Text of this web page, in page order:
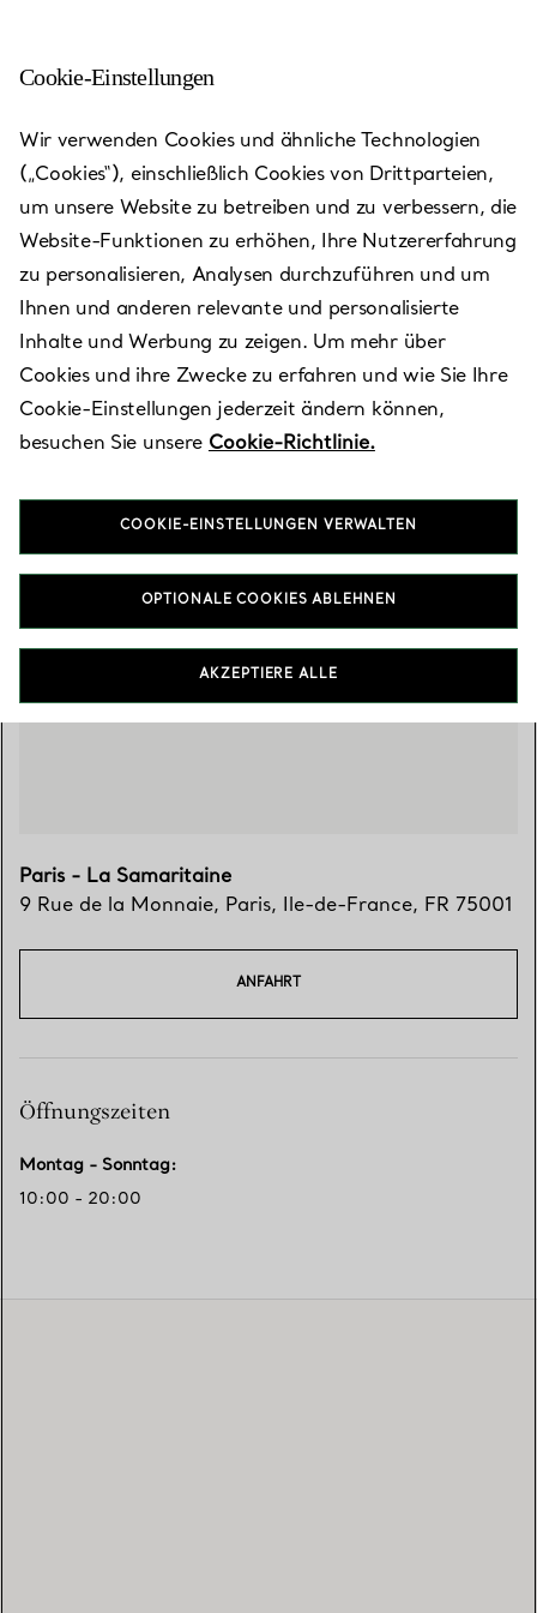
Paris - La Samaritaine
Heute bis 20:00 geöffnet
VEREINBAREN SIE EINEN TERMIN
Verfügbare Leistungen
01 40 20 20 40
Besuchen Sie uns
Paris - La Samaritaine
9 Rue de la Monnaie, Paris, Ile-de-France, FR 75001
ANFAHRT
Öffnungszeiten
Montag - Sonntag:
10:00 - 20:00
Cookie-Einstellungen
Wir verwenden Cookies und ähnliche Technologien
(„Cookies“), einschließlich Cookies von Drittparteien,
um unsere Website zu betreiben und zu verbessern, die
Website-Funktionen zu erhöhen, Ihre Nutzererfahrung
zu personalisieren, Analysen durchzuführen und um
Ihnen und anderen relevante und personalisierte
Inhalte und Werbung zu zeigen. Um mehr über
Cookies und ihre Zwecke zu erfahren und wie Sie Ihre
Cookie-Einstellungen jederzeit ändern können,
besuchen Sie unsere Cookie-Richtlinie.
COOKIE-EINSTELLUNGEN VERWALTEN
OPTIONALE COOKIES ABLEHNEN
AKZEPTIERE ALLE